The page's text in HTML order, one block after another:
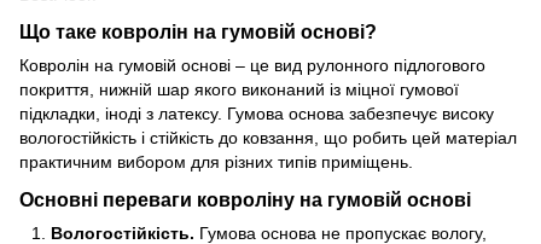
Що таке ковролін на гумовій основі?
Ковролін на гумовій основі – це вид рулонного підлогового
покриття, нижній шар якого виконаний із міцної гумової
підкладки, іноді з латексу. Гумова основа забезпечує високу
вологостійкість і стійкість до ковзання, що робить цей матеріал
практичним вибором для різних типів приміщень.
Основні переваги ковроліну на гумовій основі
Вологостійкість. Гумова основа не пропускає вологу,